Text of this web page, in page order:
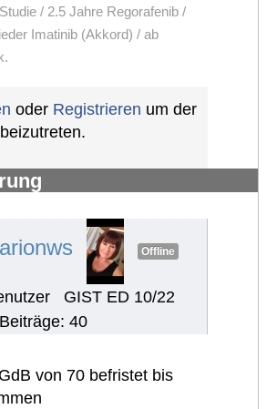
/ 2.5 Jahre Regorafenib /
Imatinib (Akkord) / ab
oder Registrieren um der
Offline
GIST ED 10/22
Beiträge: 40
von 70 befristet bis